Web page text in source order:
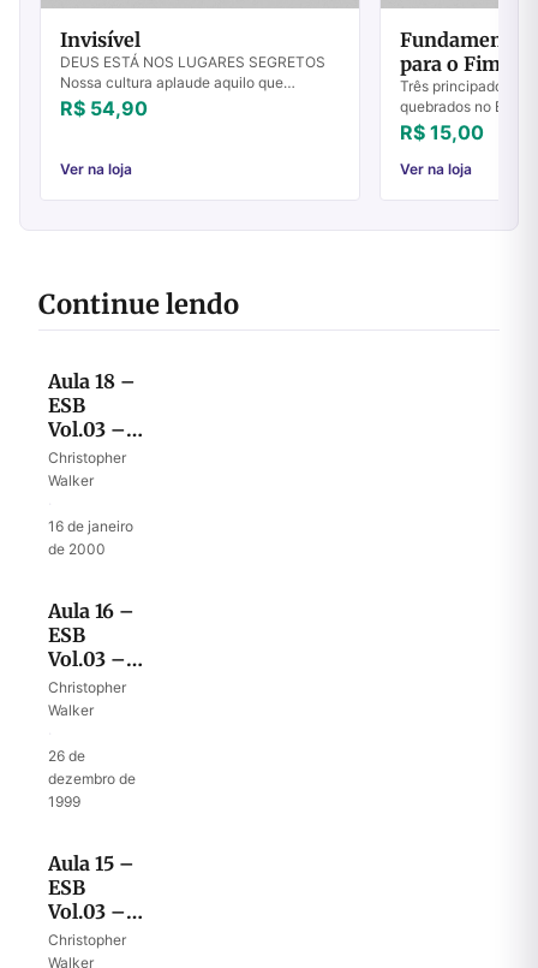
Invisível
DEUS ESTÁ NOS LUGARES SEGRETOS
Nossa cultura aplaude aquilo que
produzimos, aquilo que pode ser
quantificado, aquilo que postamos nas
R$ 54,90
Ver na loja
Fundamentos
para o Fim
4
Três principados
quebrados no
Religiosas - a
eficaz de vencer
LENDO A BÍ...
R$ 15,00
Ver na loja
Continue lendo
Aula 18 –
ESB
Vol.03 –
40º Ano
no
IX – As
Duas
Meia
Christopher
Walker
16 de janeiro
de 2000
Aula 16 –
ESB
Vol.03 –
40º Ano
no
VII – As
Profecias
de Balaão
Christopher
Walker
26 de
dezembro de
1999
Aula 15 –
ESB
Vol.03 –
40º Ano
no
Christopher
Walker